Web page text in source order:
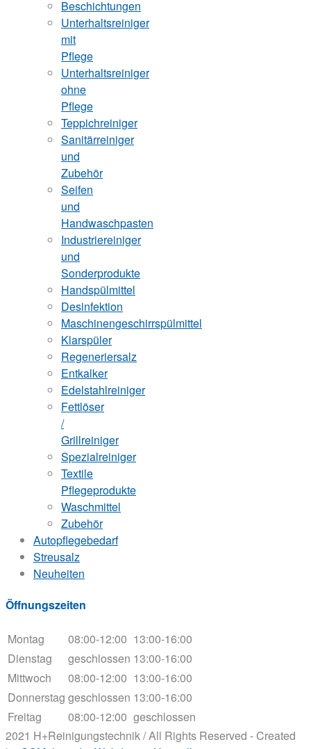
Beschichtungen
Unterhaltsreiniger
mit
Pflege
Unterhaltsreiniger
ohne
Pflege
Teppichreiniger
Sanitärreiniger
und
Zubehör
Seifen
und
Handwaschpasten
Industriereiniger
und
Sonderprodukte
Handspülmittel
Desinfektion
Maschinengeschirrspülmittel
Klarspüler
Regeneriersalz
Entkalker
Edelstahlreiniger
Fettlöser
/
Grillreiniger
Spezialreiniger
Textile
Pflegeprodukte
Waschmittel
Zubehör
Autopflegebedarf
Streusalz
Neuheiten
Öffnungszeiten
Montag 08:00-12:00 13:00-16:00
Dienstag
geschlossen 13:00-16:00
Mittwoch
08:00-12:00 13:00-16:00
Donnerstag geschlossen 13:00-16:00
Freitag
08:00-12:00 geschlossen
2021 H+Reinigungstechnik / All Rights Reserved - Created